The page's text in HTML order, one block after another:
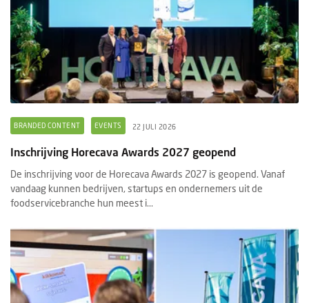
BRANDED CONTENT EVENTS 22 JULI 2026
Inschrijving Horecava Awards 2027 geopend
De inschrijving voor de Horecava Awards 2027 is geopend. Vanaf
vandaag kunnen bedrijven, startups en ondernemers uit de
foodservicebranche hun meest i...